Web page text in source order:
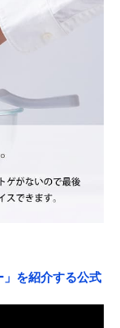
を紹介する公式